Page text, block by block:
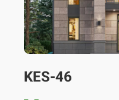
KES-46